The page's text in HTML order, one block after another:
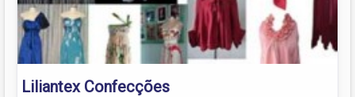
Liliantex Confecções